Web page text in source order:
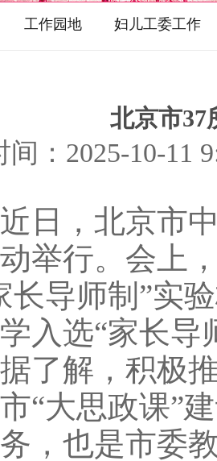
工作园地 妇儿工委工作
北京市37
间：2025-10-
，北京市中
举行。会上
长导师制”实
入选“家长导
解，积极推
“大思政课”
，也是市委